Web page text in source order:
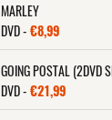
MARLEY
DVD -€8,99
GOING POSTAL (2DVD
DVD -€21,99